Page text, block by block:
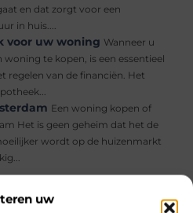
uw
en dat zorgt voor een
in huis....
voor uw woning Wanneer u
te kopen, is een essentieel
regelen van de financiën. Het
Een woning kopen of
Het is geen geheim dat het de
wordt op de huizenmarkt